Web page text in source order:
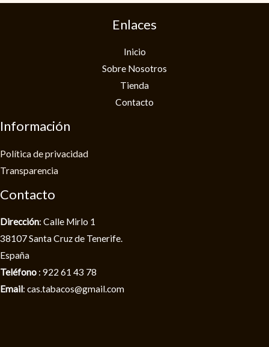
Enlaces
Inicio
Sobre Nosotros
Tienda
Contacto
Información
Política de privacidad​
Transparencia
Contacto
Dirección: Calle Mirlo 1
38107 Santa Cruz de Tenerife.
España
Teléfono : 922 61 43 78
Email: cas.tabacos@gmail.com